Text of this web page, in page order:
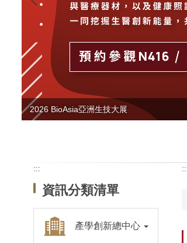
2026 BioAsia亞洲生技大展
:::
資訊分類清單
產學創新總中心